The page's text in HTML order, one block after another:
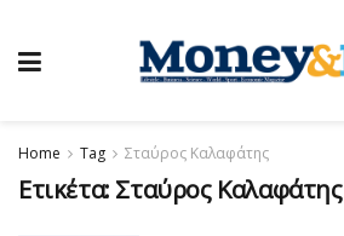
Home Tag Σταύρος Καλαφάτης
Ετικέτα: Σταύρος Καλαφάτης